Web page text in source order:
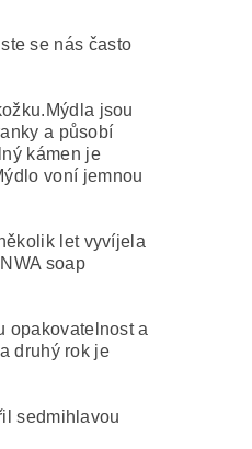
se nás často
jsou
a působí
kámen je
voní jemnou
let vyvíjela
soap
opakovatelnost a
druhý rok je
sedmihlavou